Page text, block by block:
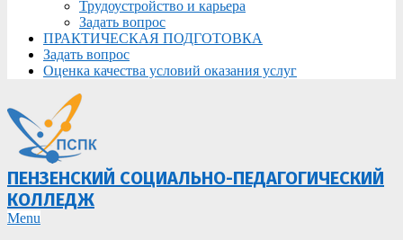
Трудоустройство и карьера
Задать вопрос
ПРАКТИЧЕСКАЯ ПОДГОТОВКА
Задать вопрос
Оценка качества условий оказания услуг
ПЕНЗЕНСКИЙ СОЦИАЛЬНО-ПЕДАГОГИЧЕСКИЙ
КОЛЛЕДЖ
Primary
Menu